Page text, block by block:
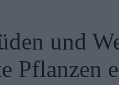
und
Pflanzen